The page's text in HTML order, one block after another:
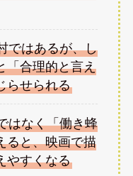
ではあるが、し
「合理的と言え
らせられる
はなく「働き蜂
ると、映画で描
やすくなる